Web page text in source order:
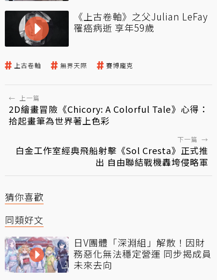
《上古卷軸》之父Julian LeFay
罹癌病逝 享年59歲
上古卷軸 無界天際 賽博龐克
← 上一篇
2D繪畫冒險《Chicory: A Colorful Tale》心得：
拾起畫筆為世界著上色彩
下一篇 →
白金工作室經典飛船射擊《Sol Cresta》正式推
出 自由聯結戰機轟垮侵略軍
猜你喜歡
同類好文
日V團體「深淵組」解散！因財
務惡化無法穩定營運 同步揭成員
未來去向